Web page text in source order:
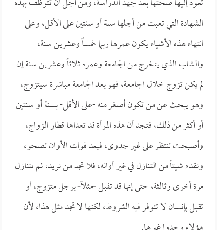
الشهادة التي تعبت من أجلها سنة أو سنتين على الأقل، وعلى
انتهاء هذه الأشياء يكون عمرها ربما خمساً وعشرين سنة،
والشاب الذي يتخرج من الجامعة وعمره ثلاثاً وعشرين سنة إن
لم يكن تزوج خلال الجامعة، فهو بعد الجامعة مباشرة سيتزوج،
وهو يبحث عن من تكون أصغر منه -على الأقل- بسنة أو سنتين
أو أكثر من ذلك، فتجد أن هذه المرأة قد تعداها قطار الزواج،
وأصبحت تنتظر على غير جدوى، فبعد فوات الأوان تصحو،
وتقدم شيئاً من التنازل في غير أوانه، فلا تجد من تريد، ثم تتنازل
مرة أخرى وثالثة، حتى إنها قد تقبل -مثلاً- برجل متزوج، أو
تقبل بإنسان لا تتوفر فيه الشروط، لكنها لا تجد مثل هذا، لأن